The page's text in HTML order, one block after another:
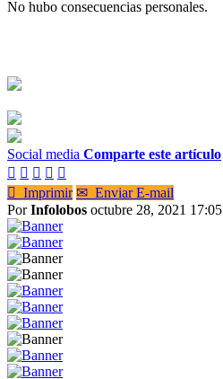
No hubo consecuencias personales.
Social media Comparte este artículo
    
 Imprimir ✉ Enviar E-mail
PorInfolobos octubre 28, 2021 17:05